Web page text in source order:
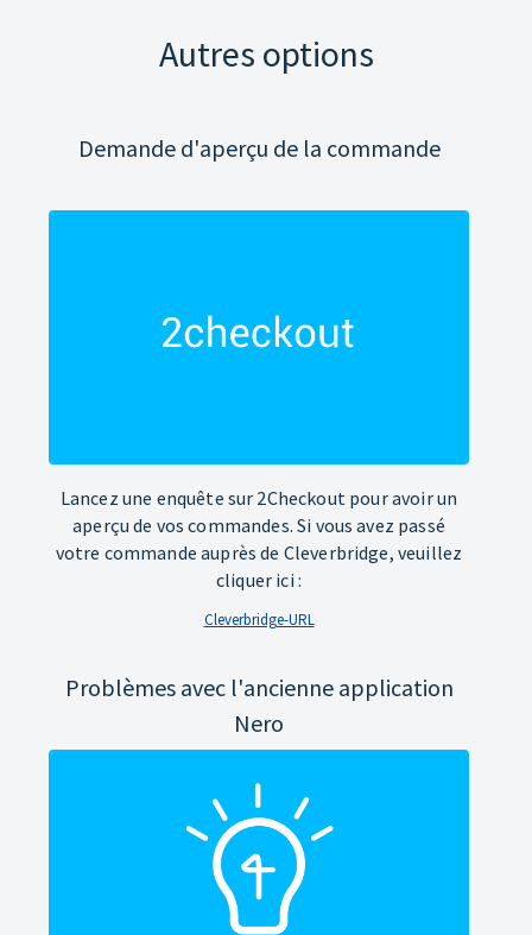
Autres options
Demande d'aperçu de la commande
Lancez une enquête sur 2Checkout pour avoir un
aperçu de vos commandes. Si vous avez passé
votre commande auprès de Cleverbridge, veuillez
cliquer ici :
Cleverbridge-URL
Problèmes avec l'ancienne application
Nero